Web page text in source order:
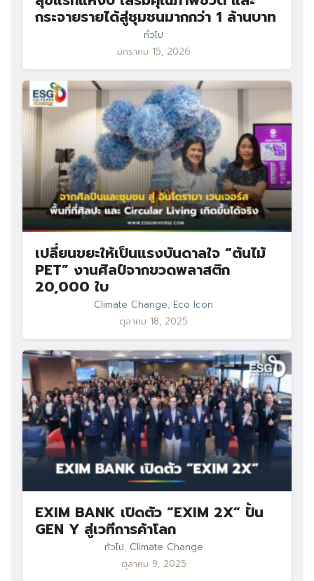
กระจายรายได้สู่ชุมชนมากกว่า 1 ล้านบาท
ทั่วไป
มกราคม 15, 2026
เปลี่ยนขยะให้เป็นแรงบันดาลใจ “ต้นไม้
PET” งานศิลป์จากขวดพลาสติก
20,000 ใบ
Climate Change, Eco Icon
ตุลาคม 18, 2025
EXIM BANK เปิดตัว “EXIM 2X” ปั้น
GEN Y สู่เวทีการค้าโลก
ทั่วไป, Climate Change
ตุลาคม 9, 2025